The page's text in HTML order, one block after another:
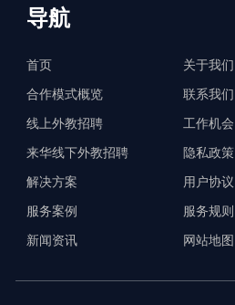
导航
首页
合作模式概览
线上外教招聘
来华线下外教招聘
解决方案
服务案例
新闻资讯
关于我们
联系我们
工作机会
隐私政策
用户协议
服务规则
网站地图